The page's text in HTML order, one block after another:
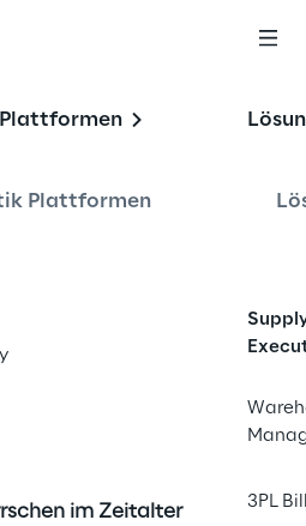
Plattformen
3PL
der
im
im Zeitalter